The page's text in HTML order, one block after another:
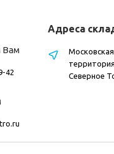
Вам
42
Адреса
Северное